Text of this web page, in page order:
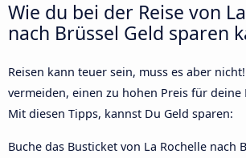
Wie du bei der Reise von
nach Brüssel Geld sparen
Reisen kann teuer sein, muss es aber
vermeiden, einen zu hohen Preis für deine
Mit diesen Tipps, kannst Du Geld sparen:
Buche das Busticket von La Rochelle nach